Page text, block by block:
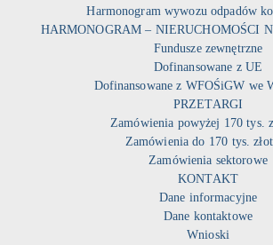
Harmonogram wywozu odpadów
HARMONOGRAM – NIERUCHOMOŚCI
Fundusze zewnętrzne
Dofinansowane z UE
Dofinansowane z WFOŚiGW we
PRZETARGI
Zamówienia powyżej 170 tys.
Zamówienia do 170 tys.
Zamówienia sektorowe
KONTAKT
Dane informacyjne
Dane kontaktowe
Wnioski